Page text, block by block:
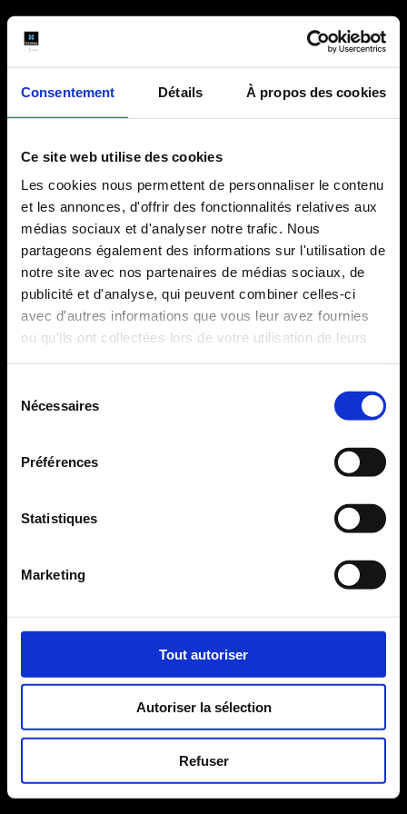
Consentement Détails À propos des cookies
Ce site web utilise des cookies
Les cookies nous permettent de personnaliser le contenu
et les annonces, d'offrir des fonctionnalités relatives aux
médias sociaux et d'analyser notre trafic. Nous
partageons également des informations sur l'utilisation de
notre site avec nos partenaires de médias sociaux, de
publicité et d'analyse, qui peuvent combiner celles-ci
avec d'autres informations que vous leur avez fournies
ou qu'ils ont collectées lors de votre utilisation de leurs
Nécessaires
Préférences
Statistiques
Marketing
Tout autoriser
Autoriser la sélection
Refuser
La visualisation de cette vidéo peut entraîner l'installation de
que vous avez exprimé, afin de respecter votre choix, nous
avons bloqué la lecture de cette vidéo. Si vous souhaitez
continuer et lire la vidéo, vous devez nous donner votre accord